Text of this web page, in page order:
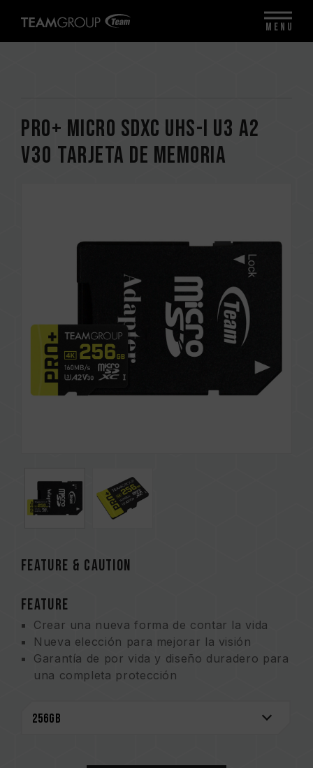
PRO+ Micro SDXC UHS-I U3 A2
V30 Tarjeta de memoria
FEATURE & CAUTION
FEATURE
Crear una nueva forma de contar la vida
Nueva elección para mejorar la visión
Garantía de por vida y diseño duradero para
una completa protección
MENU